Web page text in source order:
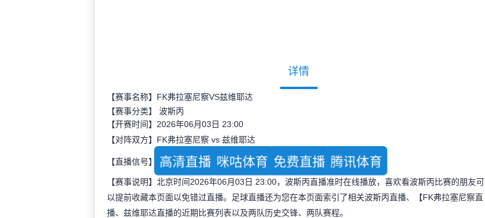
详情
【赛事名称】FK弗拉塞尼察VS兹维耶达
【赛事分类】 波斯丙
【开赛时间】2026年06月03日 23:00
【对阵双方】FK弗拉塞尼察 vs 兹维耶达
【直播信号】 高清直播 咪咕体育 免费直播 腾讯体育
【赛事说明】北京时间2026年06月03日 23:00，波斯丙直播准时在线播放，喜欢看波斯丙比赛的朋友可
以提前收藏本页面以免错过直播。足球直播还为您在本页面索引了相关波斯丙直播、【FK弗拉塞尼察直
播、兹维耶达直播的近期比赛列表以及两队历史交锋、两队赛程。